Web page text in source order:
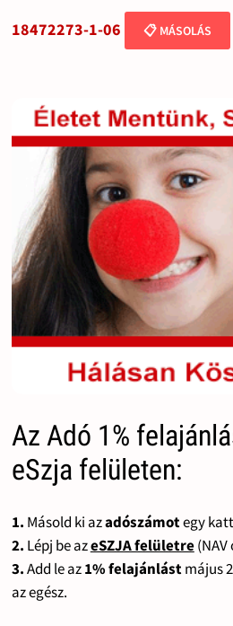
18472273-1-06 📋 MÁSOLÁS
Az Adó 1%
eSzja felületen:
1. Másold ki azadószámotegy
2. Lépj be azeSZJA felületre(NAV
3.Add le az1% felajánlástmájus
az egész.